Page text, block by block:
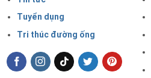
Tuyển dụng
Tri thúc đường ống